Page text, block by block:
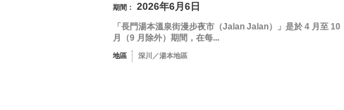
期間： 2026年6月6日
「長門湯本溫泉街漫步夜市（Jalan Jalan）」是於 4 月至 10
月（9 月除外）期間，在每...
地區 深川／湯本地區